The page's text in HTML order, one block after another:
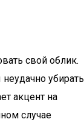
свой облик.
убирать
акцент на
случае